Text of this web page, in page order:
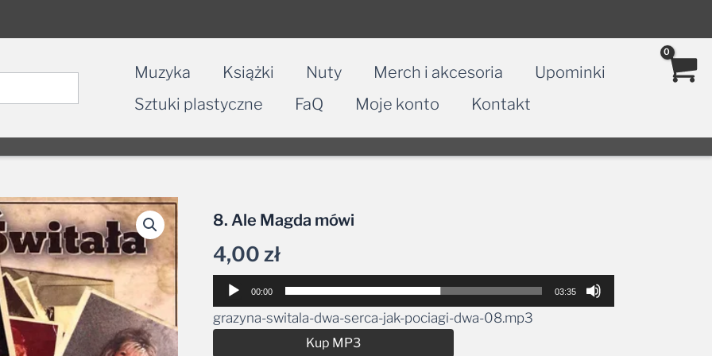
Muzyka Książki Nuty Merch i akcesoria
Upominki
Sztuki plastyczne
FaQ Moje konto Kontakt
8. Ale Magda mówi
4,00zł
Odtwarzacz
plików
dźwiękowych
00:00 03:35
grazyna-switala-dwa-serca-jak-pociagi-dwa-08.mp3
Kup MP3